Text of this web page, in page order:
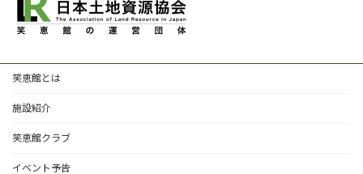
笑恵館とは
施設紹介
笑恵館クラブ
イベント予告